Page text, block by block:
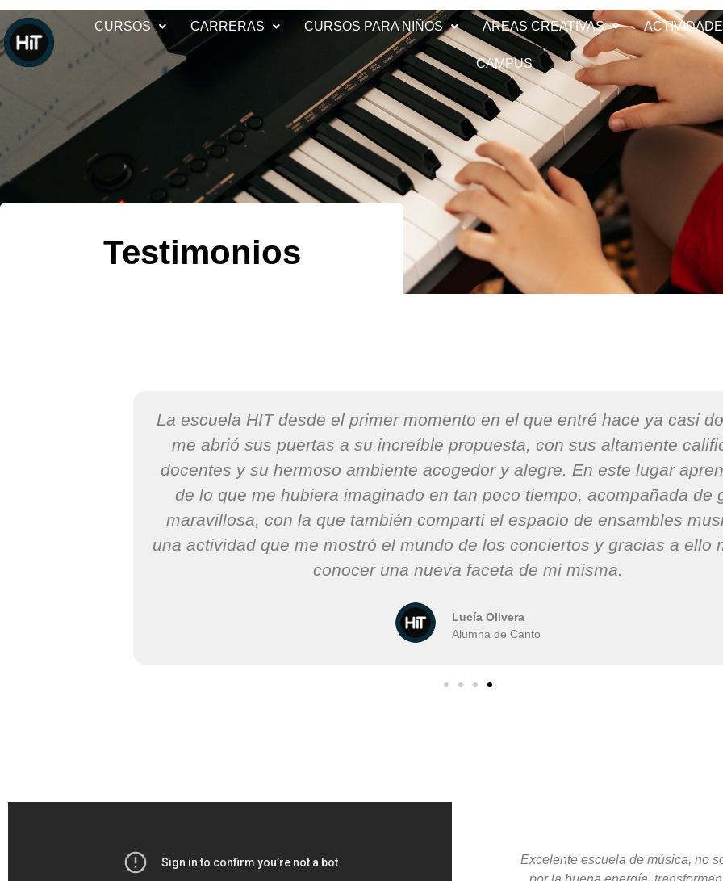
CURSOS CARRERAS CURSOS PARA NIÑOS ÁREAS CREATIVAS
CAMPUS
Testimonios
La escuela HIT desde el primer momento en el que entré hace ya casi
me abrió sus puertas a su increíble propuesta, con sus altamente
docentes y su hermoso ambiente acogedor y alegre. En este lugar
de lo que me hubiera imaginado en tan poco tiempo, acompañada de
maravillosa, con la que también compartí el espacio de ensambles
una actividad que me mostró el mundo de los conciertos y gracias a ello
conocer una nueva faceta de mi misma.
Lucía Olivera
Alumna de Canto
Excelente escuela de música, no